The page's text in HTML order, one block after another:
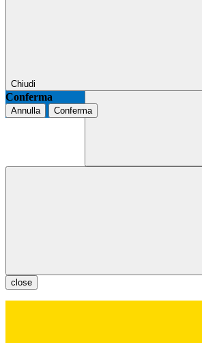
Chiudi
Conferma
Annulla Conferma
close